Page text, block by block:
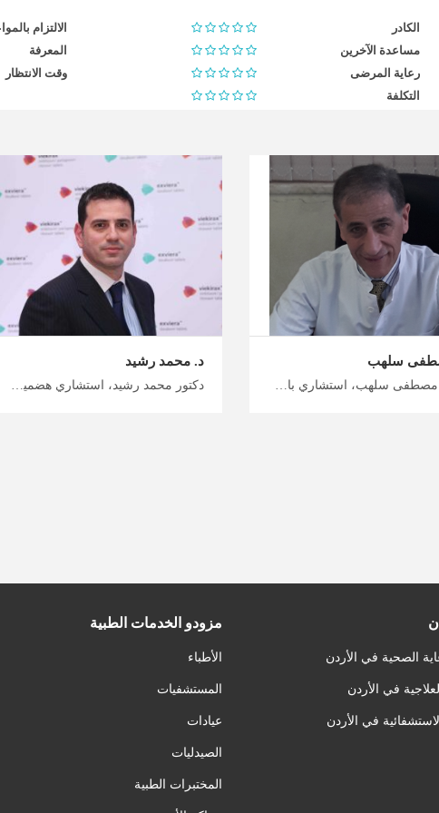
الكادر
الالتزام
مساعدة الآخرين
المعرفة
رعاية المرضى
وقت الانتظار
التكلفة
سلهب
دكتور مصطفى سلهب، استشاري باطنية عامة في عمان احصل على علاج طبي في الأردن دون انتظار، طبيب متخصص في الطب الباطني في الأردن لصحة مثالية، تخطيط شامل لرحلتك العلاجية والاستشفائية مع ميدكس الأردن
د. محمد رشيد
دكتور محمد رشيد، استشاري هضمية وكبد في عمان حقق أقصى استفادة من رحلتك العلاجية إلى الأردن، مع إجراءات تنظيرية شاملة لاضطرابات الجهاز الهضمي والكبد في الأردن، ابدأ التخطيط لرحلتك العلاجية مع ميدكس الأردن
الصحية في الأردن
في الأردن
في الأردن
مزودو الخدمات الطبية
الأطباء
المستشفيات
عيادات
الصيدليات
المختبرات الطبية